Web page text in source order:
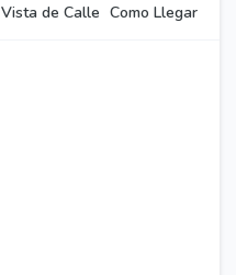
Vista de Calle Como Llegar